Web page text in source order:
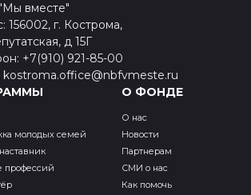
вместе"
156002, г. Кострома,
д 15Г
+7(910) 921-85-00
kostroma.office@nbfvmeste.ru
молодых семей
профессий
О ФОНДЕ
О нас
Новости
Партнерам
СМИ о нас
Как помочь